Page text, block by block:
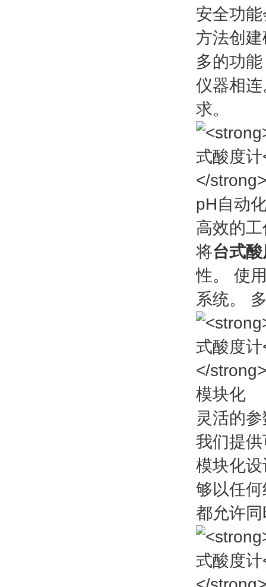
安全功
方法创
多的功
仪器相
求。
pH自动
高效的
将台式
性。 使
系统。
模块化
灵活的
我们提
模块化
够以任
都允许